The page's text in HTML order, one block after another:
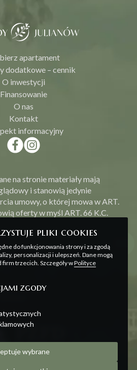
apartament
dodatkowe – cennik
O inwestycji
Finansowanie
O nas
Kontakt
informacyjny
na stronie materiały mają
i stanowią jedynie
umowy, o której mowa w ART.
oferty w myśl ART. 66 K.C.
pliki cookies
do funkcjonowania strony i za zgodą
personalizacji i ulepszeń. Dane mogą
firm trzecich. Szczegóły wPolityce
zgody
wybrane